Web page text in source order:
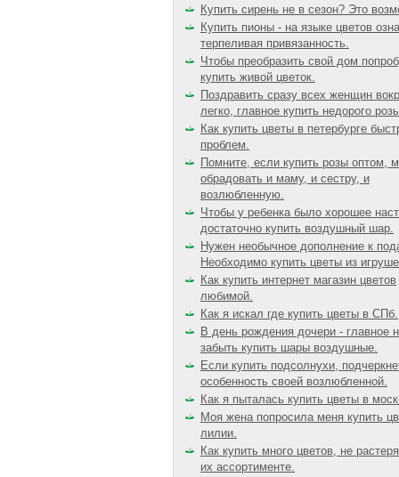
Купить сирень не в сезон? Это
Купить пионы - на языке цветов
терпеливая привязанность.
Чтобы преобразить свой дом
купить живой цветок.
Поздравить сразу всех женщин
легко, главное купить недорого
Как купить цветы в петербурге
проблем.
Помните, если купить розы оптом,
обрадовать и маму, и сестру, и
возлюбленную.
Чтобы у ребенка было хорошее
достаточно купить воздушный шар.
Нужен необычное дополнение к
Необходимо купить цветы из
Как купить интернет магазин цветов
любимой.
Как я искал где купить цветы в СПб.
В день рождения дочери - главное
забыть купить шары воздушные.
Если купить подсолнухи,
особенность своей возлюбленной.
Как я пыталась купить цветы в
Моя жена попросила меня купить
лилии.
Как купить много цветов, не
их ассортименте.